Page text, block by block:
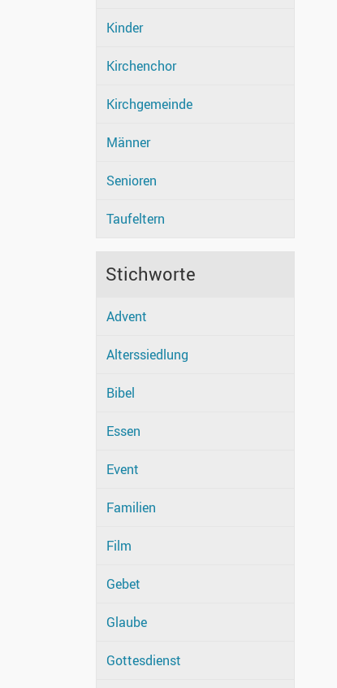
Kinder
Kirchenchor
Kirchgemeinde
Männer
Senioren
Taufeltern
Stichworte
Advent
Alterssiedlung
Bibel
Essen
Event
Familien
Film
Gebet
Glaube
Gottesdienst